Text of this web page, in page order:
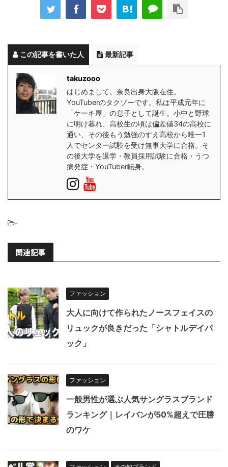
この記事を書いた人 最新記事
takuzooo
はじめまして。奈良出身大阪在住。
YouTuberのタクゾーです。私は平成元年に
「ケーキ屋」の息子として誕生。小中と野球
に明け暮れ、高校生の頃は偏差値34の高校に
通い、その後もう勉強のすえ高校から唯一1
人でセンター試験を受け無事大学に合格。そ
の後大学を退学・教員採用試験に合格・うつ
病発症・YouTuber転身。
-
関連記事
ファッション
大人に向けて作られたノースフェイスの
リュックが良きだった「シャトルデイパ
ック」
ファッション
一般男性が選ぶ人気サングラスブランド
ランキング｜レイバンが50%超えで圧勝
のワケ